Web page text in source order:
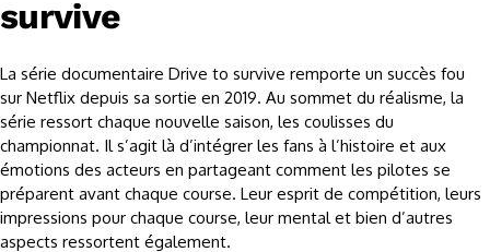
survive
La série documentaire Drive to survive remporte un succès fou
sur Netflix depuis sa sortie en 2019. Au sommet du réalisme, la
série ressort chaque nouvelle saison, les coulisses du
championnat. Il s’agit là d’intégrer les fans à l’histoire et aux
émotions des acteurs en partageant comment les pilotes se
préparent avant chaque course. Leur esprit de compétition, leurs
impressions pour chaque course, leur mental et bien d’autres
aspects ressortent également.